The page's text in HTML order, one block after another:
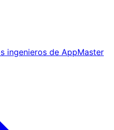
ingenieros de AppMaster